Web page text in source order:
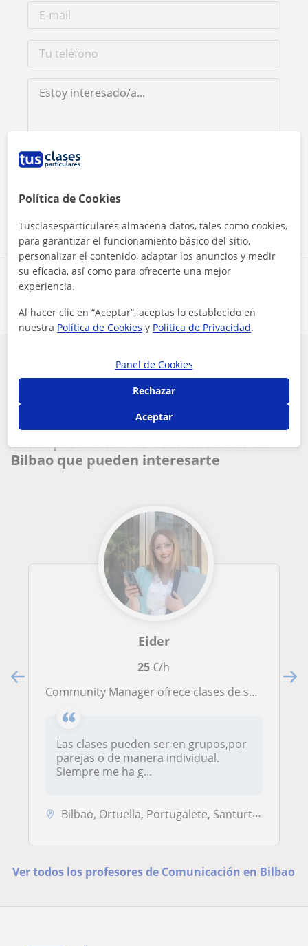
Comparte a este profesor
Al hacer clic, aceptas nuestro
Contactar ahora
¿Hay algún error en este perfil?
Tus clases particulares
profesor en educación, dedicado a guiar a adolescentes y jóv...
Otros profesores de Comunicación en
Bilbao que pueden interesarte
Eider
25€/h
Community Manager ofrece clases de saber usar a nivel profesional las Redes Sociales, principalmente Instagram y el programa de diseño Canva dirigido a personas de cualquier edad o personas que tengan un pequeño negocio. Las clases pueden ser tanto onlin
Las clases pueden ser en grupos,por
parejas o de manera individual.
Siempre me ha g...
Bilbao, Ortuella, Portugalete, Santurtzi, Zierbena
Ver todos los profesores de Comunicación en Bilbao
Política de Cookies
Tusclasesparticulares almacena datos, tales como cookies,
para garantizar el funcionamiento básico del sitio,
personalizar el contenido, adaptar los anuncios y medir
su eficacia, así como para ofrecerte una mejor
experiencia.
Al hacer clic en “Aceptar”, aceptas lo establecido en
nuestra Política de Cookies y Política de Privacidad.
Panel de Cookies
Rechazar
Aceptar